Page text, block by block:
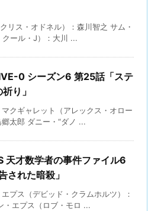
リス・オドネル）：森川智之 サム・
クール・J）：大川 ...
0 シーズン6 第25話「ステ
り」
クギャレット（アレックス・オロー
郷太郎 ダニー・“ダノ ...
天才数学者の事件ファイル6
された暗殺」
プス（デビッド・クラムホルツ）：
・エプス（ロブ・モロ ...